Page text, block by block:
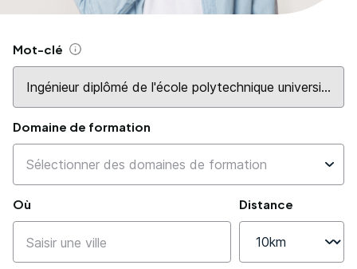
Mot-clé Aide
Domaine de formation
Où Distance